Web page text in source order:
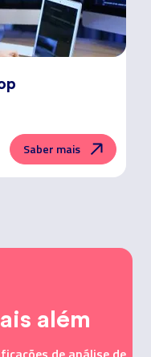
Saber mais
além